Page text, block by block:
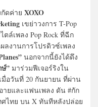
ดค่าย XOXO
เขย่าวงการ T-Pop
ตล์เพลง Pop Rock ที่ฉีก
ลงานการโปรดิวซ์เพลง
นอกจากนี้ยังได้ดึง
” มาร่วมฟีเจอร์ริงใน
มื่อวันที่ 20 กันยายน ที่ผ่าน
ายและแฟนเพลง ดัน #กัก
ศไทย บน X ทันทีหลังปล่อย